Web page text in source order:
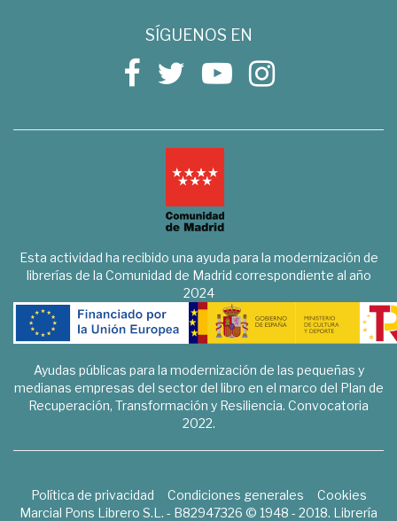
SÍGUENOS EN
Esta actividad ha recibido una ayuda para la modernización de
librerías de la Comunidad de Madrid correspondiente al año
2024
Ayudas públicas para la modernización de las pequeñas y
medianas empresas del sector del libro en el marco del Plan de
Recuperación, Transformación y Resiliencia. Convocatoria
2022.
Política de privacidad Condiciones generales
Cookies
Marcial Pons Librero S.L. - B82947326 © 1948 - 2018. Librería